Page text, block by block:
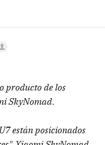
producto de los
SkyNomad.
están posicionados